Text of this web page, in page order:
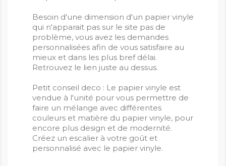
Besoin d'une dimension d'un papier vinyle
qui n'apparait pas sur le site pas de
problème, vous avez les demandes
personnalisées afin de vous satisfaire au
mieux et dans les plus bref délai.
Retrouvez le lien juste au dessus.
Petit conseil deco : Le papier vinyle est
vendue à l'unité pour vous permettre de
faire un mélange avec différentes
couleurs et matière du papier vinyle, pour
encore plus design et de modernité.
Créez un escalier à votre goût et
personnalisé avec le papier vinyle.